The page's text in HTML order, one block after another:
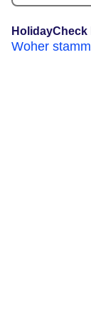
Woher